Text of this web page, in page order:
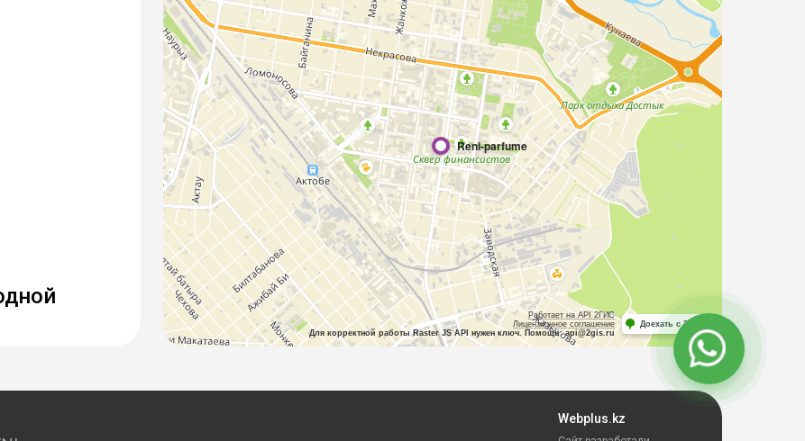
Webplus.kz